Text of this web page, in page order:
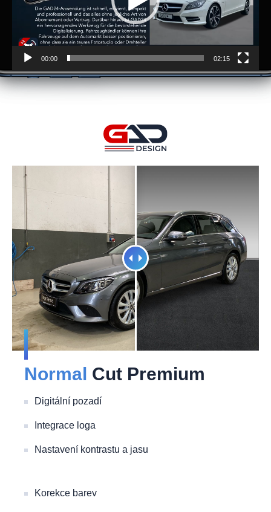
00:00 02:15
Normal Cut Premium
Digitální pozadí
Integrace loga
Nastavení kontrastu a jasu
Korekce barev